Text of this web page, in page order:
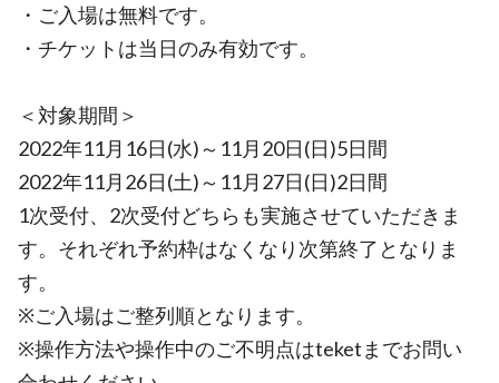
・ご入場は無料です。
・チケットは当日のみ有効です。
＜対象期間＞
2022年11月16日(水)～11月20日(日)5日間
2022年11月26日(土)～11月27日(日)2日間
1次受付、2次受付どちらも実施させていただきま
す。それぞれ予約枠はなくなり次第終了となりま
す。
※ご入場はご整列順となります。
※操作方法や操作中のご不明点はteketまでお問い